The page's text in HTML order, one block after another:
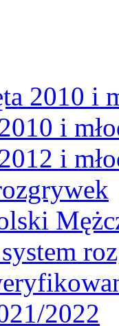
2010 i
i
i
2022